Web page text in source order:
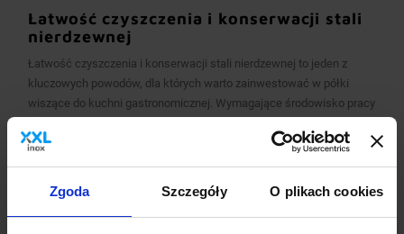
Zgoda Szczegóły O plikach cookies
Łatwość czyszczenia i konserwacji stali
nierdzewnej
Łatwość czyszczenia i konserwacji stali nierdzewnej to jeden z
kluczowych powodów, dla których warto zainwestować w półki
wiszące do kuchni gastronomicznej. Wymagające środowisko pracy
zapewniają wysokie standardy higieny, ale także minimalizują czas
rozwojowi bakterii, co jest niezwykle istotne w kontekście
codziennej działalności kuchni gastronomicznej.